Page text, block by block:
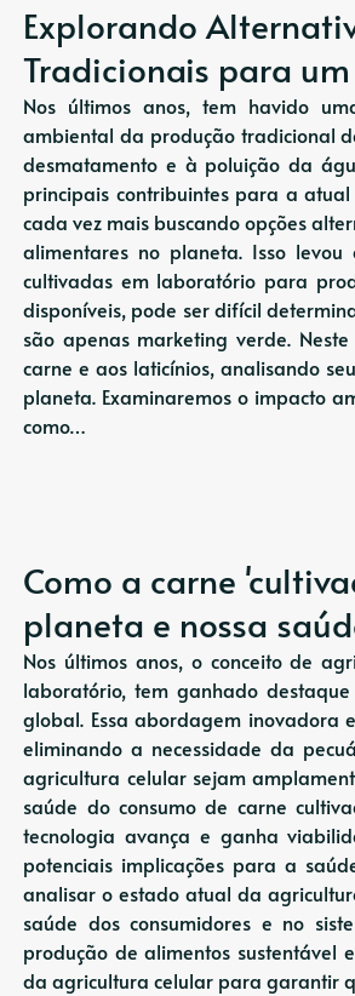
Explorando
Tradicionais para
Nos últimos anos, tem havido
ambiental da produção tradicional
desmatamento e à poluição da
principais contribuintes para a
cada vez mais buscando opções
alimentares no planeta. Isso
cultivadas em laboratório para
disponíveis, pode ser difícil
são apenas marketing verde.
carne e aos laticínios, analisando
planeta. Examinaremos o impacto
como…
Como a carne
planeta e nossa
Nos últimos anos, o conceito de
laboratório, tem ganhado
global. Essa abordagem inovadora
eliminando a necessidade da
agricultura celular sejam
saúde do consumo de carne
tecnologia avança e ganha
potenciais implicações para a
analisar o estado atual da
saúde dos consumidores e no
produção de alimentos sustentável
da agricultura celular para garantir